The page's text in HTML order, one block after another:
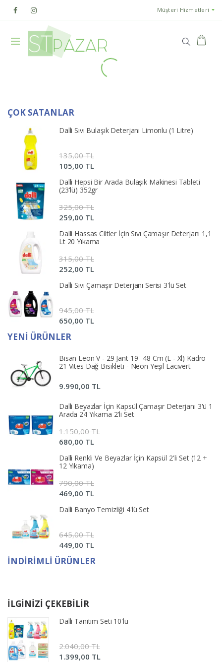
Müşteri Hizmetleri
ÇOK SATANLAR
Dalli Sıvı Bulaşık Deterjanı Limonlu (1 Litre)
135,00 TL
105,00 TL
Dalli Hepsi Bir Arada Bulaşık Makinesi Tableti
(23'lü) 352gr
325,00 TL
259,00 TL
Dalli Hassas Ciltler İçin Sıvı Çamaşır Deterjanı 1,1
Lt 20 Yıkama
315,00 TL
252,00 TL
Dalli Sıvı Çamaşır Deterjanı Serisi 3'lü Set
945,00 TL
650,00 TL
YENI ÜRÜNLER
Bisan Leon V - 29 Jant 19'' 48 Cm (L - Xl) Kadro
21 Vites Dağ Bisikleti - Neon Yeşil Lacivert
9.990,00 TL
Dalli Beyazlar İçin Kapsül Çamaşır Deterjanı 3'ü 1
Arada 24 Yıkama 2'li Set
1.150,00 TL
680,00 TL
Dalli Renkli Ve Beyazlar İçin Kapsül 2'li Set (12 +
12 Yıkama)
790,00 TL
469,00 TL
Dalli Banyo Temizliği 4'lü Set
645,00 TL
449,00 TL
İNDIRIMLI ÜRÜNLER
İLGINIZI ÇEKEBILIR
Dalli Tanıtım Seti 10'lu
2.040,00 TL
1.399,00 TL